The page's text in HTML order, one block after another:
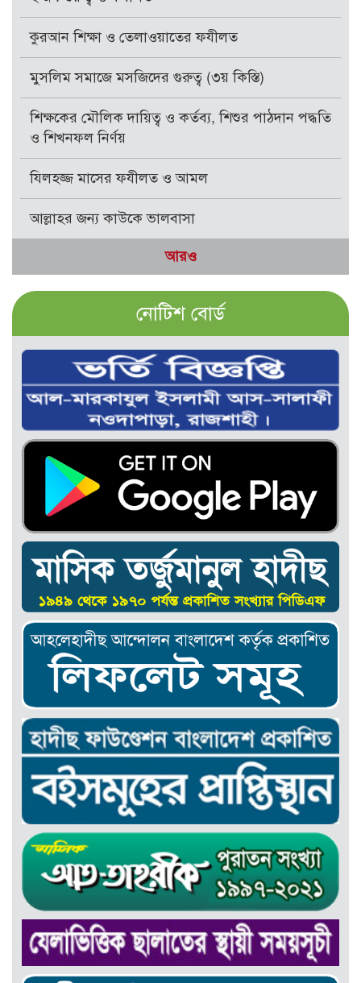
কুরআন শিক্ষা ও তেলাওয়াতের ফযীলত
মুসলিম সমাজে মসজিদের গুরুত্ব (৩য় কিস্তি)
শিক্ষকের মৌলিক দায়িত্ব ও কর্তব্য, শিশুর পাঠদান পদ্ধতি
ও শিখনফল নির্ণয়
যিলহজ্জ মাসের ফযীলত ও আমল
আল্লাহর জন্য কাউকে ভালবাসা
আরও
নোটিশ বোর্ড